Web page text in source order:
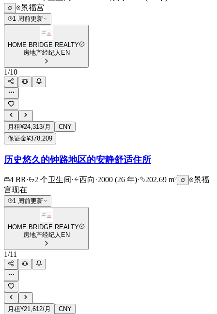
景福宫
1 周前更新
HOME BRIDGE REALTY
房地产经纪人 EN
1/10
月租¥24,313/月
CNY
保证金¥378,209
历史悠久的钟路地区的安静舒适住所
4 BR· 2 个卫生间· 西向·2000 (26 年)· 202.69 m²
景福
宫现在
1 周前更新
HOME BRIDGE REALTY
房地产经纪人 EN
1/11
月租¥21,612/月
CNY